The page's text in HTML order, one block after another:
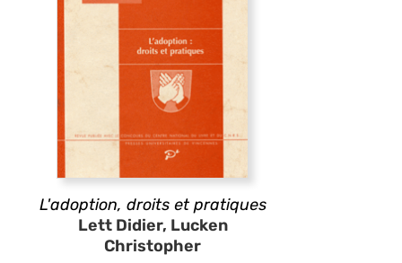
L'adoption, droits et pratiques
Lett Didier, Lucken
Christopher